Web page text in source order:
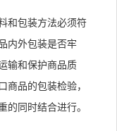
包装方法必须符
内外包装是否牢
输和保护商品质
商品的包装检验，
的同时结合进行。